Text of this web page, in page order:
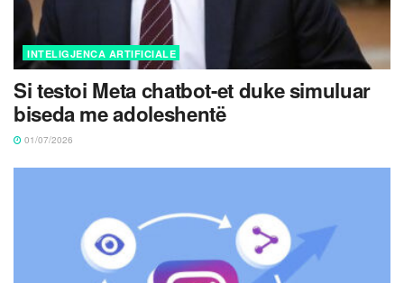
INTELIGJENCA ARTIFICIALE
Si testoi Meta chatbot-et duke simuluar
biseda me adoleshentë
01/07/2026